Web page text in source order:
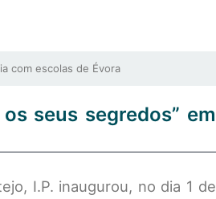
com escolas de Évora
seus segredos” em
I.P. inaugurou, no dia 1 de